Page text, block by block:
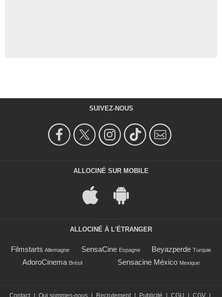
SUIVEZ-NOUS
ALLOCINÉ SUR MOBILE
ALLOCINÉ À L'ÉTRANGER
Filmstarts Allemagne SensaCine Espagne Beyazperde Turquie
AdoroCinema Brésil Sensacine México Mexique